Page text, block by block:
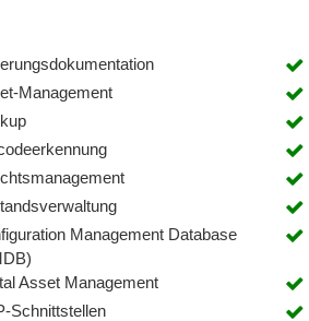
Management
Management Database
Asset Management
Schnittstellen